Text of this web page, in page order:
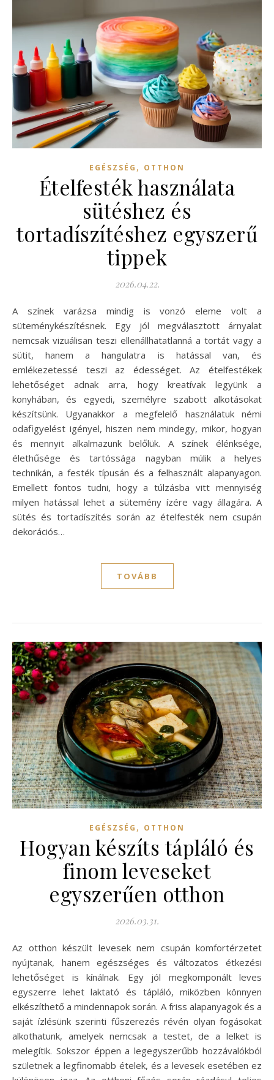
EGÉSZSÉG , OTTHON
Ételfesték használata
sütéshez és
tortadíszítéshez egyszerű
tippek
2026.04.22.
A színek varázsa mindig is vonzó eleme volt a
süteménykészítésnek. Egy jól megválasztott árnyalat
nemcsak vizuálisan teszi ellenállhatatlanná a tortát vagy a
sütit, hanem a hangulatra is hatással van, és
emlékezetessé teszi az édességet. Az ételfestékek
lehetőséget adnak arra, hogy kreatívak legyünk a
konyhában, és egyedi, személyre szabott alkotásokat
készítsünk. Ugyanakkor a megfelelő használatuk némi
odafigyelést igényel, hiszen nem mindegy, mikor, hogyan
és mennyit alkalmazunk belőlük. A színek élénksége,
élethűsége és tartóssága nagyban múlik a helyes
technikán, a festék típusán és a felhasznált alapanyagon.
Emellett fontos tudni, hogy a túlzásba vitt mennyiség
milyen hatással lehet a sütemény ízére vagy állagára. A
sütés és tortadíszítés során az ételfesték nem csupán
dekorációs…
TOVÁBB
EGÉSZSÉG , OTTHON
Hogyan készíts tápláló és
finom leveseket
egyszerűen otthon
2026.03.31.
Az otthon készült levesek nem csupán komfortérzetet
nyújtanak, hanem egészséges és változatos étkezési
lehetőséget is kínálnak. Egy jól megkomponált leves
egyszerre lehet laktató és tápláló, miközben könnyen
elkészíthető a mindennapok során. A friss alapanyagok és a
saját ízlésünk szerinti fűszerezés révén olyan fogásokat
alkothatunk, amelyek nemcsak a testet, de a lelket is
melegítik. Sokszor éppen a legegyszerűbb hozzávalókból
születnek a legfinomabb ételek, és a levesek esetében ez